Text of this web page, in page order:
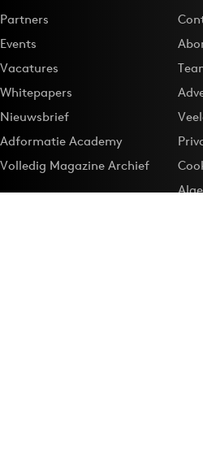
Partners
Events
Vacatures
Whitepapers
Nieuwsbrief
Adformatie Academy
Volledig Magazine Archief